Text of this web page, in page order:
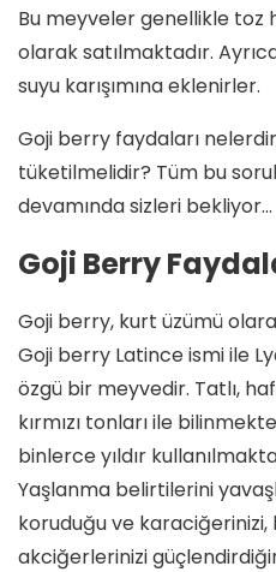
Bu meyveler genellikle toz
olarak satılmaktadır.
suyu karışımına eklenirler.
Goji berry faydaları
tüketilmelidir? Tüm bu
devamında sizleri bekliyor…
Goji Berry
Goji berry, kurt üzümü
Goji berry Latince ismi ile
özgü bir meyvedir. Tatlı,
kırmızı tonları ile
binlerce yıldır
Yaşlanma belirtilerini
koruduğu ve
akciğerlerinizi